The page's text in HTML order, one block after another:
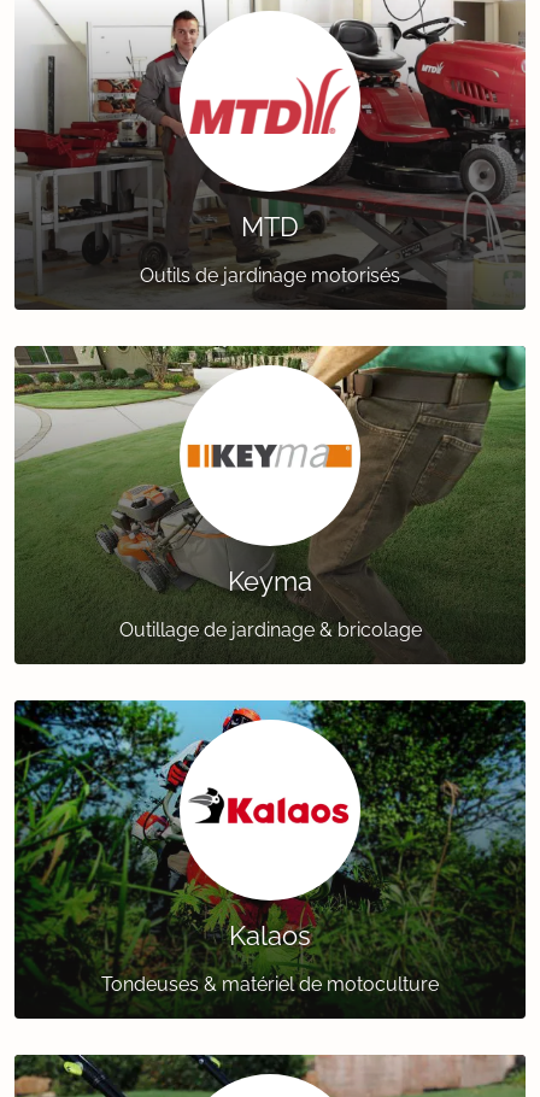
MTD
Outils de jardinage motorisés
Keyma
Outillage de jardinage & bricolage
Kalaos
Tondeuses & matériel de motoculture